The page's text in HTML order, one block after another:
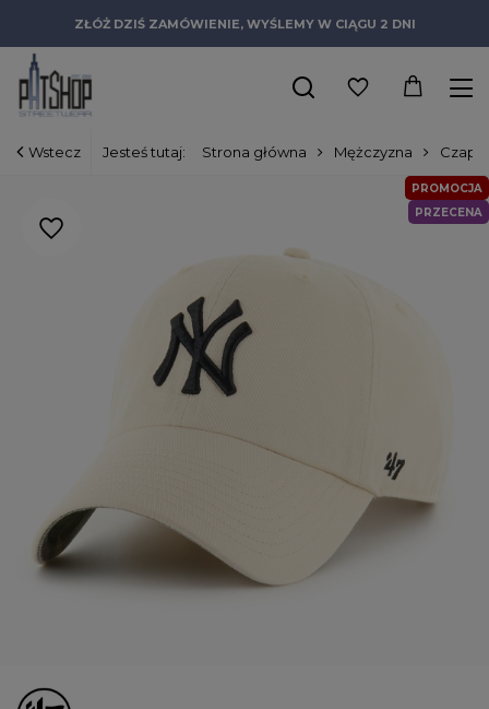
ZŁÓŻ DZIŚ ZAMÓWIENIE, WYŚLEMY W CIĄGU 2 DNI
Wstecz Jesteś tutaj: Strona główna Mężczyzna Czapki
PROMOCJA
PRZECENA